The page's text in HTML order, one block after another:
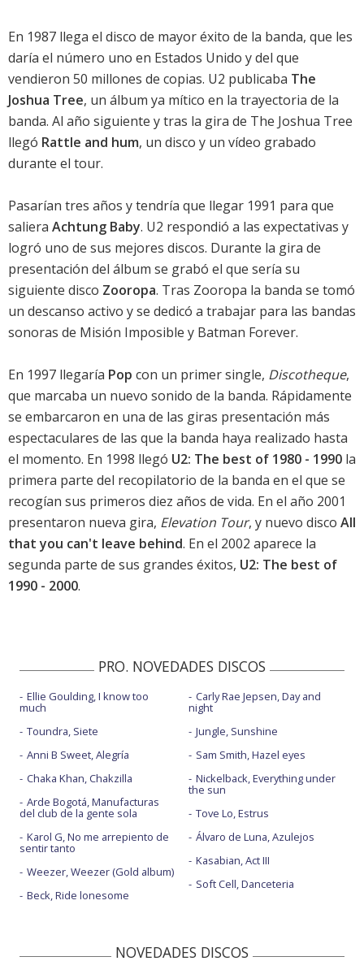
En 1987 llega el disco de mayor éxito de la banda, que les
daría el número uno en Estados Unido y del que
vendieron 50 millones de copias. U2 publicaba The
Joshua Tree, un álbum ya mítico en la trayectoria de la
banda. Al año siguiente y tras la gira de The Joshua Tree
llegó Rattle and hum, un disco y un vídeo grabado
durante el tour.
Pasarían tres años y tendría que llegar 1991 para que
saliera Achtung Baby. U2 respondió a las expectativas y
logró uno de sus mejores discos. Durante la gira de
presentación del álbum se grabó el que sería su
siguiente disco Zooropa. Tras Zooropa la banda se tomó
un descanso activo y se dedicó a trabajar para las bandas
sonoras de Misión Imposible y Batman Forever.
En 1997 llegaría Pop con un primer single, Discotheque,
que marcaba un nuevo sonido de la banda. Rápidamente
se embarcaron en una de las giras presentación más
espectaculares de las que la banda haya realizado hasta
el momento. En 1998 llegó U2: The best of 1980 - 1990 la
primera parte del recopilatorio de la banda en el que se
recogían sus primeros diez años de vida. En el año 2001
presentaron nueva gira, Elevation Tour, y nuevo disco All
that you can't leave behind. En el 2002 aparece la
segunda parte de sus grandes éxitos, U2: The best of
1990 - 2000.
PRO. NOVEDADES DISCOS
Ellie Goulding, I know too
much
Toundra, Siete
Anni B Sweet, Alegría
Chaka Khan, Chakzilla
Arde Bogotá, Manufacturas
del club de la gente sola
Karol G, No me arrepiento de
sentir tanto
Weezer, Weezer (Gold album)
Beck, Ride lonesome
Carly Rae Jepsen, Day and
night
Jungle, Sunshine
Sam Smith, Hazel eyes
Nickelback, Everything under
the sun
Tove Lo, Estrus
Álvaro de Luna, Azulejos
Kasabian, Act III
Soft Cell, Danceteria
NOVEDADES DISCOS